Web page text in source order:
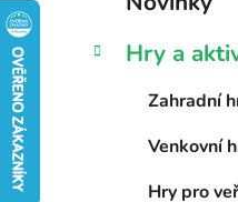
s
kategorie
e
Hry a
Zahradní
Venkovní
Hry pro